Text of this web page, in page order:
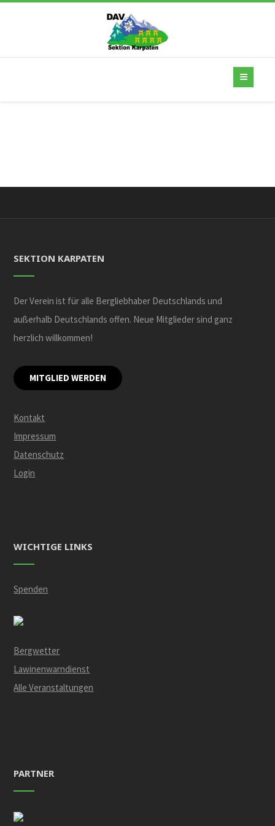
SEKTION KARPATEN
Der Verein ist für alle Bergliebhaber Deutschlands und
außerhalb Deutschlands offen. Neue Mitglieder sind ganz
herzlich willkommen!
MITGLIED WERDEN
Kontakt
Impressum
Datenschutz
Login
WICHTIGE LINKS
Spenden
Bergwetter
Lawinenwarndienst
Alle Veranstaltungen
PARTNER